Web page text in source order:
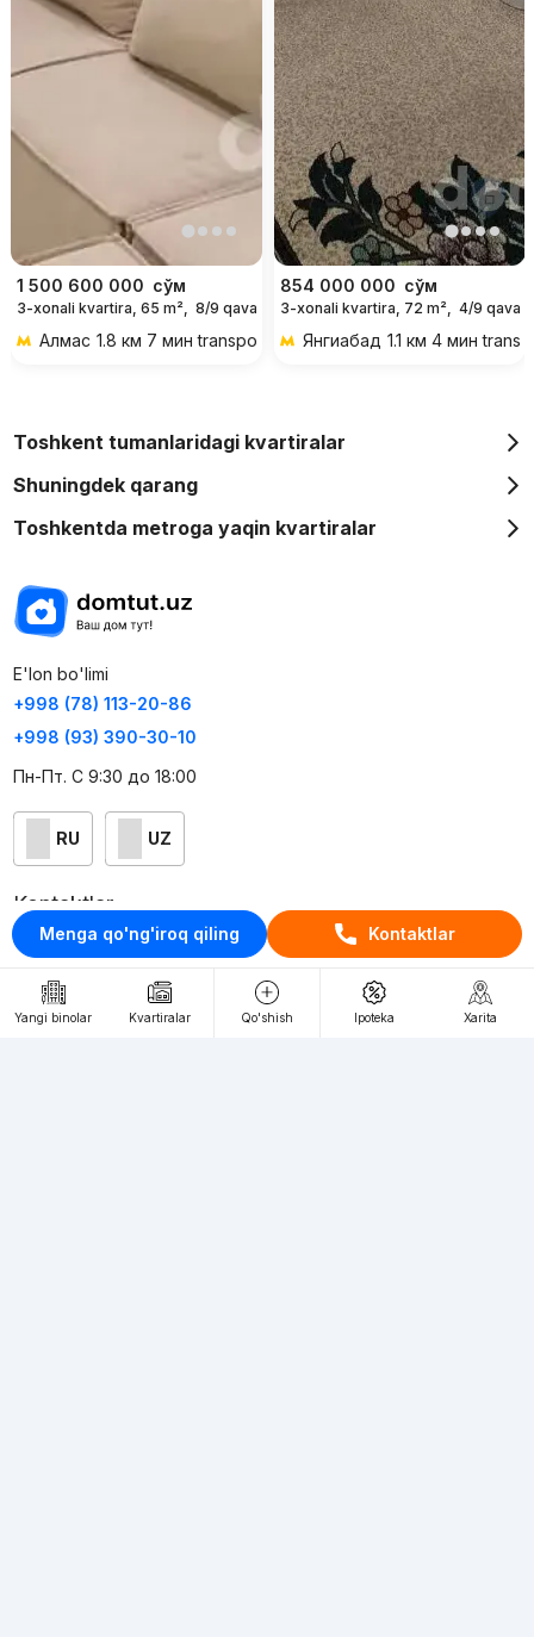
Menga qo'ng'iroq qiling Kontaktlar
1 500 600 000 сўм
3-xonali kvartira, 65 m², 8/9 qavat
Алмас 1.8 км 7 мин transportda
854 000 000 сўм
3-xonali kvartira, 72 m², 4/9 qavat
Янгиабад 1.1 км 4 мин
Yangi binolar Kvartiralar Qo'shish Ipoteka Xarita
Toshkent tumanlaridagi kvartiralar
Shuningdek qarang
Toshkentda metroga yaqin kvartiralar
E'lon bo'limi
+998 (78) 113-20-86
+998 (93) 390-30-10
Пн-Пт. С 9:30 до 18:00
RU UZ
Kontaktlar
loyiha haqida
Webnow © loyihasi
Foydalanish shartlari